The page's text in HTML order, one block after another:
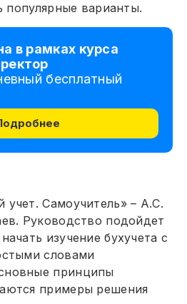
варианты.
в рамках курса
бесплатный
учет. Самоучитель» – А.С.
Руководство подойдет
изучение бухучета с
словами
принципы
примеры решения